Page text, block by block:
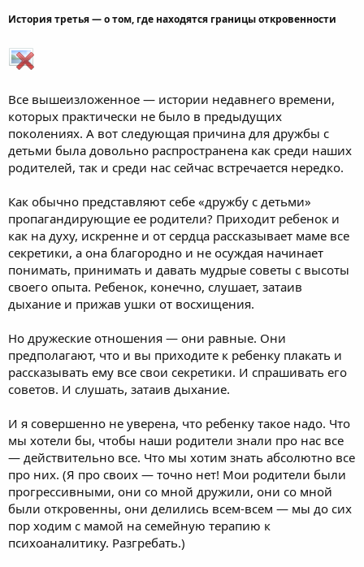
История третья — о том, где находятся границы откровенности
Все вышеизложенное — истории недавнего времени,
которых практически не было в предыдущих
поколениях. А вот следующая причина для дружбы с
детьми была довольно распространена как среди наших
родителей, так и среди нас сейчас встречается нередко.
Как обычно представляют себе «дружбу с детьми»
пропагандирующие ее родители? Приходит ребенок и
как на духу, искренне и от сердца рассказывает маме все
секретики, а она благородно и не осуждая начинает
понимать, принимать и давать мудрые советы с высоты
своего опыта. Ребенок, конечно, слушает, затаив
дыхание и прижав ушки от восхищения.
Но дружеские отношения — они равные. Они
предполагают, что и вы приходите к ребенку плакать и
рассказывать ему все свои секретики. И спрашивать его
советов. И слушать, затаив дыхание.
И я совершенно не уверена, что ребенку такое надо. Что
мы хотели бы, чтобы наши родители знали про нас все
— действительно все. Что мы хотим знать абсолютно все
про них. (Я про своих — точно нет! Мои родители были
прогрессивными, они со мной дружили, они со мной
были откровенны, они делились всем-всем — мы до сих
пор ходим с мамой на семейную терапию к
психоаналитику. Разгребать.)